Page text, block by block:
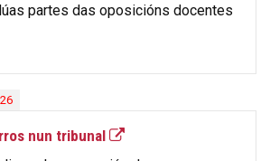
partes das oposicións docentes
nun tribunal